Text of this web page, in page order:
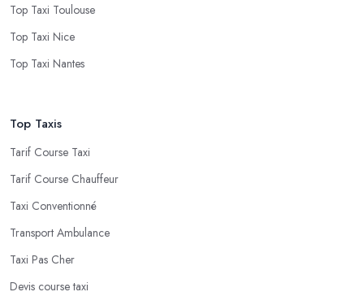
Top Taxi Toulouse
Top Taxi Nice
Top Taxi Nantes
Top Taxis
Tarif Course Taxi
Tarif Course Chauffeur
Taxi Conventionné
Transport Ambulance
Taxi Pas Cher
Devis course taxi